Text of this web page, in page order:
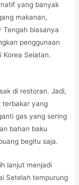
yang banyak
makanan,
Tengah biasanya
penggunaan
Korea Selatan.
di restoran. Jadi,
terbakar yang
gas yang sering
bahan baku
begitu saja.
lanjut menjadi
Setelah tempurung